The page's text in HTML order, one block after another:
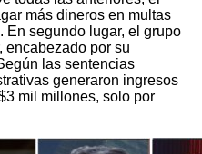
más dineros en multas
En segundo lugar, el grupo
encabezado por su
las sentencias
generaron ingresos
mil millones, solo por